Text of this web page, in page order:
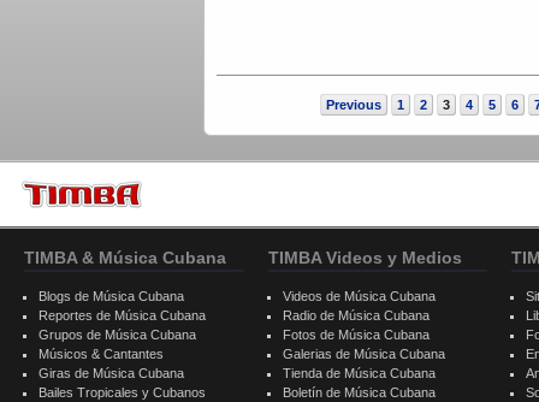
Previous 1 2 3 4 5 6
TIMBA & Música Cubana
Blogs de Música Cubana
Reportes de Música Cubana
Grupos de Música Cubana
Músicos & Cantantes
Giras de Música Cubana
Bailes Tropicales y Cubanos
TIMBA Videos y Medios
Videos de Música Cubana
Radio de Música Cubana
Fotos de Música Cubana
Galerias de Música Cubana
Tienda de Música Cubana
Boletín de Música Cubana